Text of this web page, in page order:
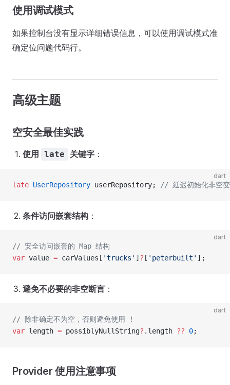
使用调试模式
如果控制台没有显示详细错误信息，可以使用调试模式准
确定位问题代码行。
高级主题
空安全最佳实践
使用 late 关键字 ：
dart
late UserRepository userRepository; // 延迟初始化非空
条件访问嵌套结构 ：
dart
// 安全访问嵌套的 Map 结构
var value = carValues[ 'trucks' ] ? [ 'peterbuilt' ];
避免不必要的非空断言 ：
dart
// 除非确定不为空，否则避免使用 !
var length = possiblyNullString? .length ?? 0;
Provider 使用注意事项